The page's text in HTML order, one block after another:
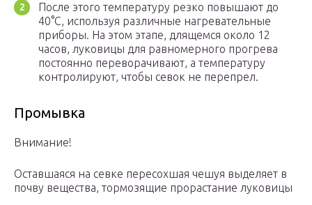
После этого температуру резко повышают до
40°С, используя различные нагревательные
приборы. На этом этапе, длящемся около 12
часов, луковицы для равномерного прогрева
постоянно переворачивают, а температуру
контролируют, чтобы севок не перепрел.
Промывка
Внимание!
Оставшаяся на севке пересохшая чешуя выделяет в
почву вещества, тормозящие прорастание луковицы